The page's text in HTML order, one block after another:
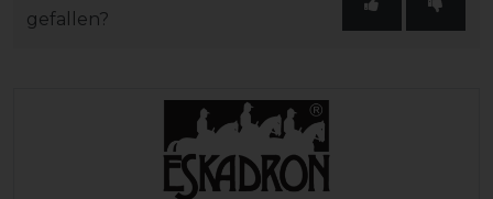
gefallen?